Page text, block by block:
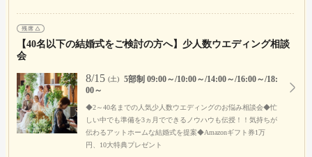
【40名以下の結婚式をご検討の方へ】少人数ウエディング相談
会
8/15 (土)
5部制 09:00～/10:00～/14:00～/16:00～/18:
00～
◆2～40名までの人気少人数ウエディングのお悩み相談会◆忙
しい中でも準備を3ヵ月でできるノウハウも伝授！！気持ちが
伝わるアットホームな結婚式を提案◆Amazonギフト券1万
円、10大特典プレゼント